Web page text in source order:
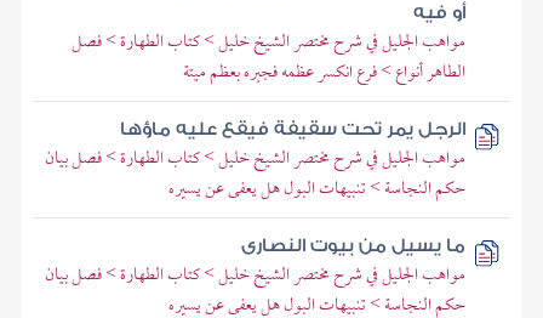
أو فيه
مواهب الجليل في شرح مختصر الشيخ خليل > كتاب الطهارة > فصل
الطاهر أنواع > فرع انكسر عظمه فجبره بعظم ميتة
الرجل يمر تحت سقيفة فيقع عليه ماؤها
مواهب الجليل في شرح مختصر الشيخ خليل > كتاب الطهارة > فصل بيان
حكم النجاسة > تنبيهات البول هل يعفى عن يسيره
ما يسيل من بيوت النصارى
مواهب الجليل في شرح مختصر الشيخ خليل > كتاب الطهارة > فصل بيان
حكم النجاسة > تنبيهات البول هل يعفى عن يسيره